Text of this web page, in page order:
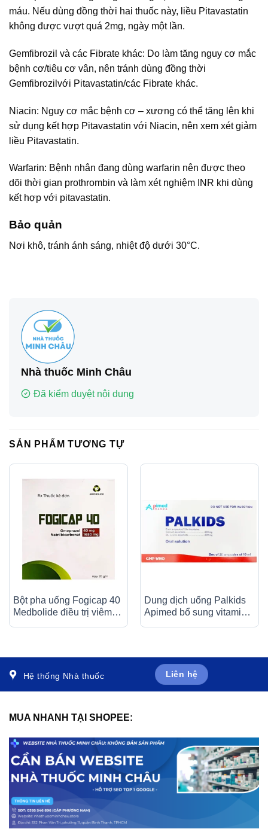
máu. Nếu dùng đồng thời hai thuốc này, liều Pitavastatin
không được vượt quá 2mg, ngày một lần.
Gemfibrozil và các Fibrate khác: Do làm tăng nguy cơ mắc
bệnh cơ/tiêu cơ vân, nên tránh dùng đồng thời
Gemfibrozilvới Pitavastatin/các Fibrate khác.
Niacin: Nguy cơ mắc bệnh cơ – xương có thể tăng lên khi
sử dụng kết hợp Pitavastatin với Niacin, nên xem xét giảm
liều Pitavastatin.
Warfarin: Bệnh nhân đang dùng warfarin nên được theo
dõi thời gian prothrombin và làm xét nghiệm INR khi dùng
kết hợp với pitavastatin.
Bảo quản
Nơi khô, tránh ánh sáng, nhiệt độ dưới 30°C.
Nhà thuốc Minh Châu
Đã kiểm duyệt nội dung
SẢN PHẨM TƯƠNG TỰ
Bột pha uống Fogicap 40
Medbolide điều trị viêm
Dung dịch uống Palkids
Apimed bổ sung vitamin,
Hệ thống Nhà thuốc Liên hệ
MUA NHANH TẠI SHOPEE: